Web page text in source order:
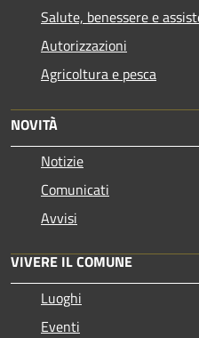
Salute, benessere e
Autorizzazioni
Agricoltura e pesca
NOVITÀ
Notizie
Comunicati
Avvisi
VIVERE IL COMUNE
Luoghi
Eventi